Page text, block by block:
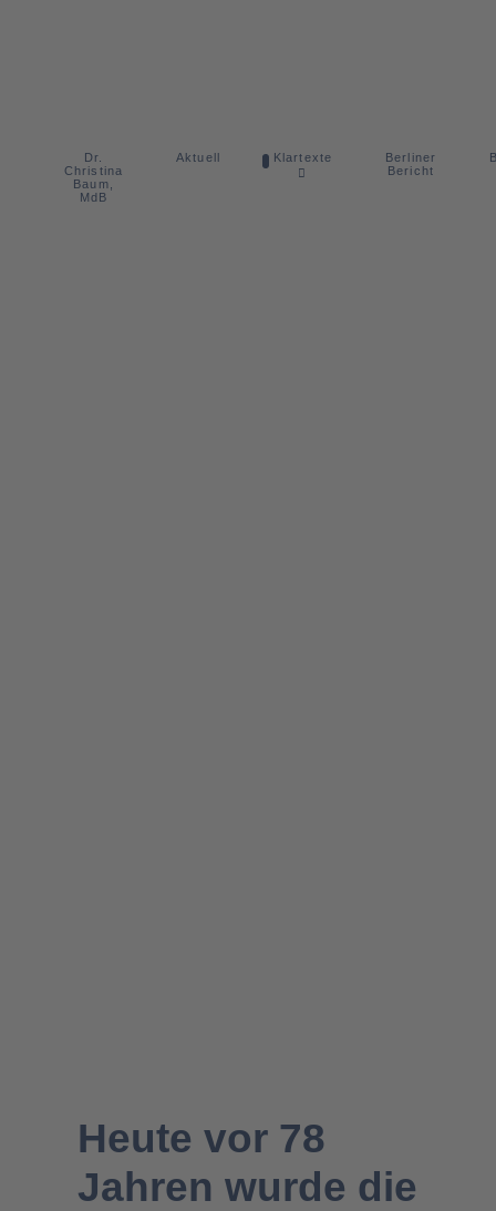
Dr.
Christina
Baum,
MdB
Aktuell Klartexte
Berliner
Bericht
Heute vor 78
Jahren wurde die